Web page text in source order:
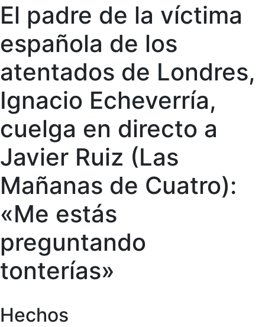
El padre de la víctima
española de los
atentados de Londres,
Ignacio Echeverría,
cuelga en directo a
Javier Ruiz (Las
Mañanas de Cuatro):
«Me estás
preguntando
tonterías»
Hechos